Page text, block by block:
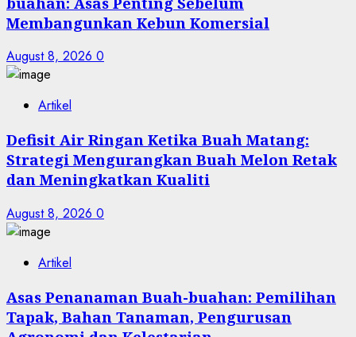
Membangunkan Kebun Komersial
August 8, 2026 0
Artikel
Defisit Air Ringan Ketika Buah Matang:
Strategi Mengurangkan Buah Melon Retak
dan Meningkatkan Kualiti
August 8, 2026 0
Artikel
Asas Penanaman Buah-buahan: Pemilihan
Tapak, Bahan Tanaman, Pengurusan